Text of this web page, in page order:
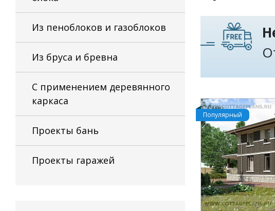
Из пеноблоков и газоблоков
Из бруса и бревна
С применением деревянного
каркаса
Проекты бань
Проекты гаражей
Популярный